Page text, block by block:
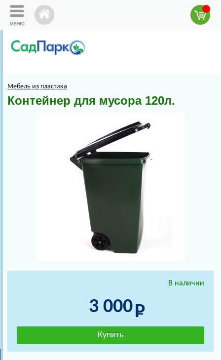
Мебель из пластика
Контейнер для мусора 120л.
В наличии
3 000